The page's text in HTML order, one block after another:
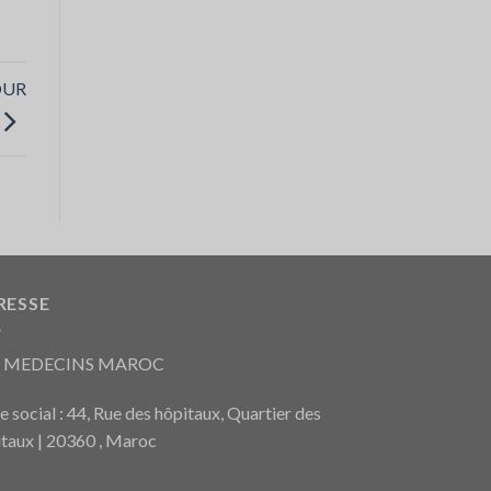
MEDECINS MAROC
social : 44, Rue des hôpitaux, Quartier des
| 20360 , Maroc